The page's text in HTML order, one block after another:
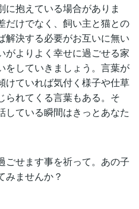
抱えている場合がありま
だけでなく、飼い主と猫との
解決する必要がお互いに無い
がよりよく幸せに過ごせる家
をしていきましょう。言葉が
けていれば気付く様子や仕草
られてくる言葉もある。そ
している瞬間はきっとあなた
ごせます事を祈って。あの子
みませんか？